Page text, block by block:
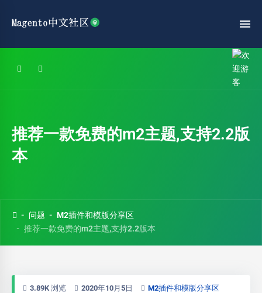
推荐一款免费的m2主题,支持2.2版
本
问题
M2插件和模版分享区
推荐一款免费的m2主题,支持2.2版本
3.89K 浏览 2020年10月5日 M2插件和模版分享区